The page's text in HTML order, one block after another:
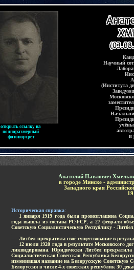
открыть ссылку на
полноразмерный
фотопортрет
Научный
(Института
и
Анатолий Павлович
в городе Минске-
Западного края
Историческая справка:
1 января 1919 года была провозглашена
года вышла из состава РСФСР ,а 27 февраля
Советскую Социалистическую Республику - Литбел
Литбел прекратила своё существование в
12 июля 1920 года в результате Московского
ликвидирована
Юридически Литбел прекратила
Социалистическая Советская Республика
изменившая название на Белорусскую Советскую
Белоруссия в числе 4-х советских республик 30